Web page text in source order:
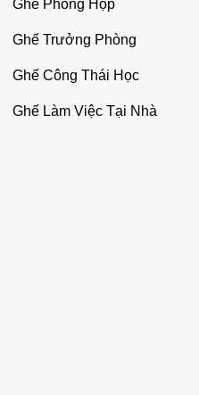
Ghế Phòng Họp
Ghế Trưởng Phòng
Ghế Công Thái Học
Ghế Làm Việc Tại Nhà